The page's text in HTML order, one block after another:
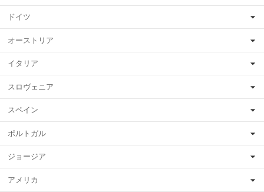
ドイツ
オーストリア
イタリア
スロヴェニア
スペイン
ポルトガル
ジョージア
アメリカ